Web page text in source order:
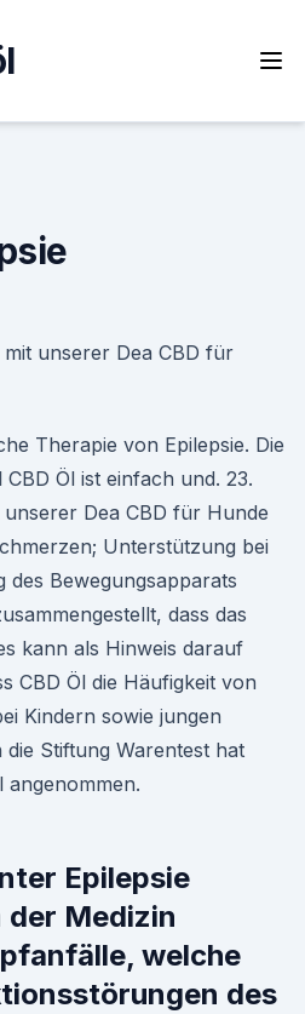
unserer Dea CBD für
Therapie von Epilepsie. Die
Öl ist einfach und. 23.
Dea CBD für Hunde
Unterstützung bei
des Bewegungsapparats
dass das
kann als Hinweis darauf
CBD Öl die Häufigkeit von
Kindern sowie jungen
Stiftung Warentest hat
angenommen.
Epilepsie
Medizin
welche
des